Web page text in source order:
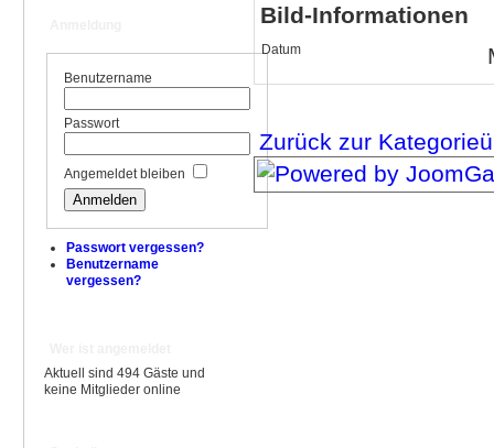
Benutzername
Passwort
Angemeldet bleiben
Passwort vergessen?
Benutzername
vergessen?
Aktuell sind 494 Gäste und
keine Mitglieder online
Bild-Informationen
Datum
Zurück zur